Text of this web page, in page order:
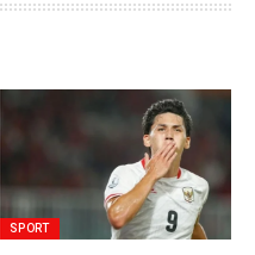
SPORT